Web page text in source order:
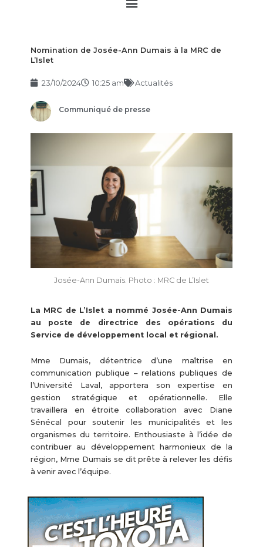
Nomination de Josée-Ann Dumais à la MRC de
L’Islet
23/10/2024 10:25 am Actualités
Communiqué de presse
Josée-Ann Dumais. Photo : MRC de L’Islet
La MRC de L’Islet a nommé Josée-Ann Dumais
au poste de directrice des opérations du
Service de développement local et régional.
Mme Dumais, détentrice d’une maîtrise en
communication publique – relations publiques de
l’Université Laval, apportera son expertise en
gestion stratégique et opérationnelle. Elle
travaillera en étroite collaboration avec Diane
Sénécal pour soutenir les municipalités et les
organismes du territoire. Enthousiaste à l’idée de
contribuer au développement harmonieux de la
région, Mme Dumais se dit prête à relever les défis
à venir avec l’équipe.